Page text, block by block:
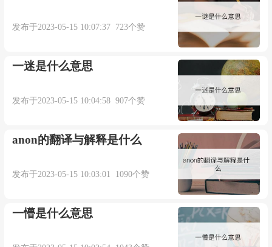
发布于2023-05-15 10:07:37 723个赞
一迷是什么意思
发布于2023-05-15 10:04:58 907个赞
anon的翻译与解释是什么
发布于2023-05-15 10:03:01 1090个赞
一懵是什么意思